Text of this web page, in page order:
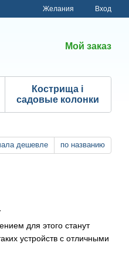
Желания Вход
Мой заказ
Кострища і
садовые колонки
дешевле по названию
для этого станут
устройств с отличными